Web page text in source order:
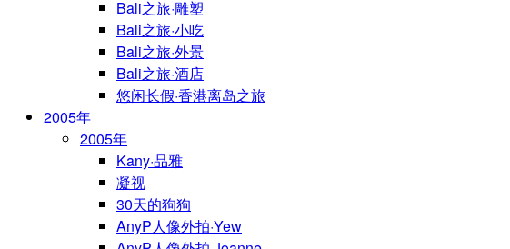
Bali之旅·雕塑
Bali之旅·小吃
Bali之旅·外景
Bali之旅·酒店
悠闲长假·香港离岛之旅
2005年
2005年
Kany·品雅
凝视
30天的狗狗
AnyP人像外拍·Yew